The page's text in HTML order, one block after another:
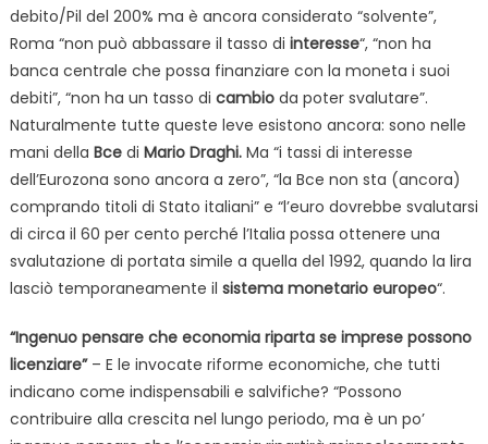
debito/Pil del 200% ma è ancora considerato “solvente”,
Roma “non può abbassare il tasso di interesse“, “non ha
banca centrale che possa finanziare con la moneta i suoi
debiti”, “non ha un tasso di cambioda poter svalutare”.
Naturalmente tutte queste leve esistono ancora: sono nelle
mani della Bcedi Mario Draghi.Ma “i tassi di interesse
dell’Eurozona sono ancora a zero”, “la Bce non sta (ancora)
comprando titoli di Stato italiani” e “l’euro dovrebbe svalutarsi
di circa il 60 per cento perché l’Italia possa ottenere una
svalutazione di portata simile a quella del 1992, quando la lira
lasciò temporaneamente il sistema monetario europeo“.
“Ingenuo pensare che economia riparta se imprese possono
licenziare”– E le invocate riforme economiche, che tutti
indicano come indispensabili e salvifiche? “Possono
contribuire alla crescita nel lungo periodo, ma è un po’